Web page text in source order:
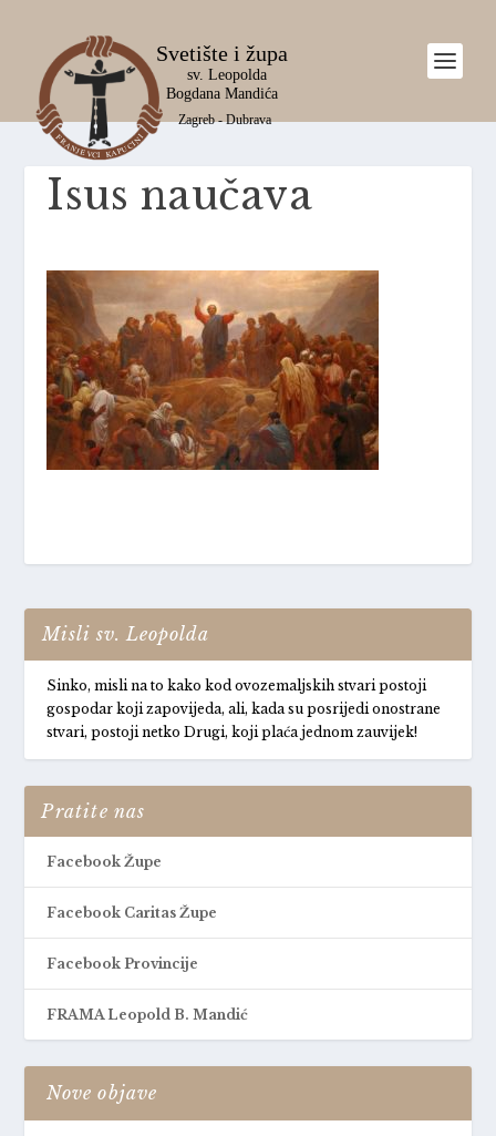
Isus naučava
Misli sv. Leopolda
Sinko, misli na to kako kod ovozemaljskih stvari postoji
gospodar koji zapovijeda, ali, kada su posrijedi onostrane
stvari, postoji netko Drugi, koji plaća jednom zauvijek!
Pratite nas
Facebook Župe
Facebook Caritas Župe
Facebook Provincije
FRAMA Leopold B. Mandić
Nove objave